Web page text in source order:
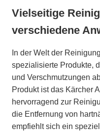
Vielseitige
verschiedene
In der Welt der
spezialisierte Produkte,
und Verschmutzungen
Produkt ist das Kärcher
hervorragend zur
die Entfernung von
empfiehlt sich ein